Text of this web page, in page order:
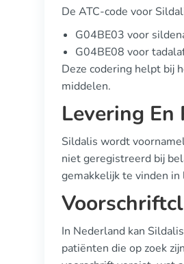
De ATC-code voor
G04BE03 voor
G04BE08 voor
Deze codering helpt bij
middelen.
Levering
Sildalis wordt
niet geregistreerd bij
gemakkelijk te vinden
In Nederland kan
patiënten die op zoek